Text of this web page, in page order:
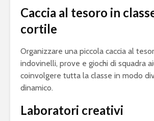
Caccia al tesoro in
cortile
Organizzare una piccola caccia al
indovinelli, prove e giochi di squadra
coinvolgere tutta la classe in modo
dinamico.
Laboratori creativi